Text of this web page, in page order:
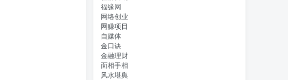
福缘网
网络创业
网赚项目
自媒体
金口诀
金融理财
面相手相
风水堪舆